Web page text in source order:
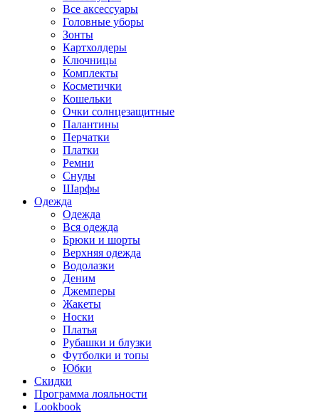
Все аксессуары
Головные уборы
Зонты
Картхолдеры
Ключницы
Комплекты
Косметички
Кошельки
Очки солнцезащитные
Палантины
Перчатки
Платки
Ремни
Снуды
Шарфы
Одежда
Одежда
Вся одежда
Брюки и шорты
Верхняя одежда
Водолазки
Деним
Джемперы
Жакеты
Носки
Платья
Рубашки и блузки
Футболки и топы
Юбки
Скидки
Программа лояльности
Lookbook